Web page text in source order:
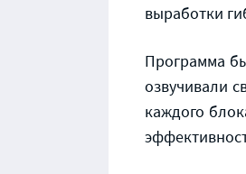
выработки
Программа
озвучивали
каждого